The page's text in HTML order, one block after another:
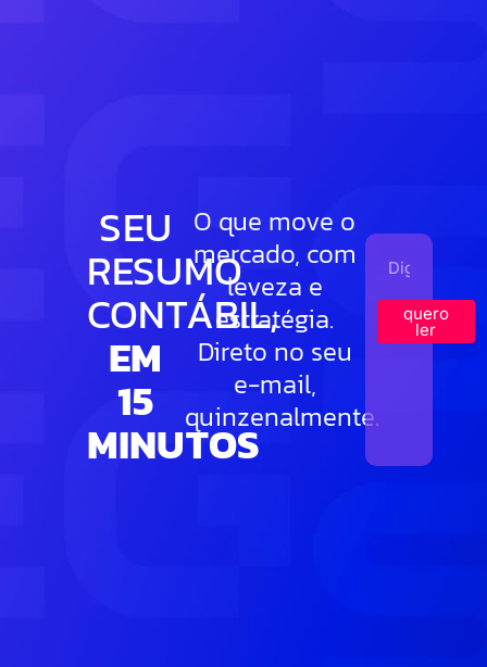
SEU
RESUMO
CONTÁBIL,
EM
15
MINUTOS
O que move o
mercado, com
leveza e
estratégia.
Direto no seu
e-mail,
quinzenalmente.
quero
ler